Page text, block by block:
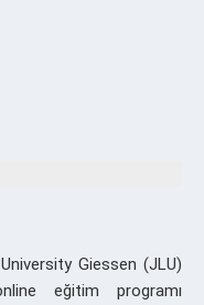
Giessen (JLU)
eğitim programı